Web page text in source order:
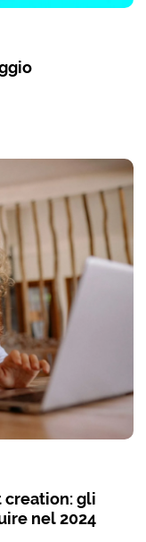
creation: gli
nel 2024